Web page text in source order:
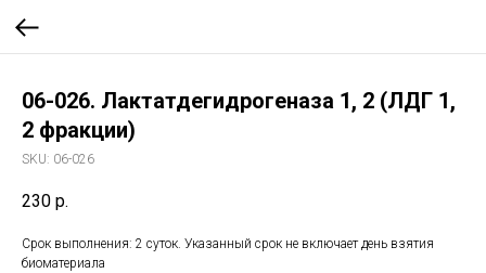
06-026. Лактатдегидрогеназа 1, 2 (ЛДГ 1,
2 фракции)
SKU: 06-026
230 р.
Срок выполнения: 2 суток. Указанный срок не включает день взятия
биоматериала